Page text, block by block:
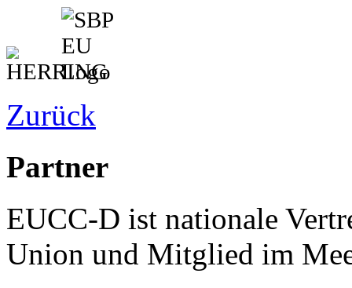
Zurück
Partner
EUCC-D ist nationale
Union und Mitglied im